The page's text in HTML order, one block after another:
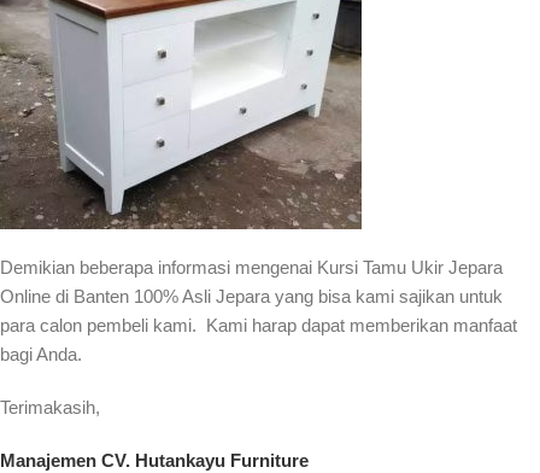
Demikian beberapa informasi mengenai Kursi Tamu Ukir Jepara
Online di Banten 100% Asli Jepara yang bisa kami sajikan untuk
para calon pembeli kami. Kami harap dapat memberikan manfaat
bagi Anda.
Terimakasih,
Manajemen CV. Hutankayu Furniture